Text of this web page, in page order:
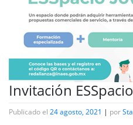
Invitación
Publicado el 24 agosto, 2021 | por